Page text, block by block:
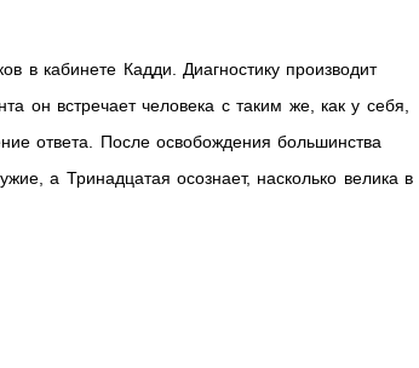
в кабинете Кадди. Диагностику производит
он встречает человека с таким же, как у себя,
ответа. После освобождения большинства
а Тринадцатая осознает, насколько велика в